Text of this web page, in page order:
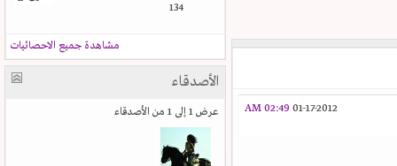
01-17-2012
02:49 AM
134
مشاهدة جميع الاحصائيات
الأصدقاء
عرض 1 إلى 1 من الأصدقاء